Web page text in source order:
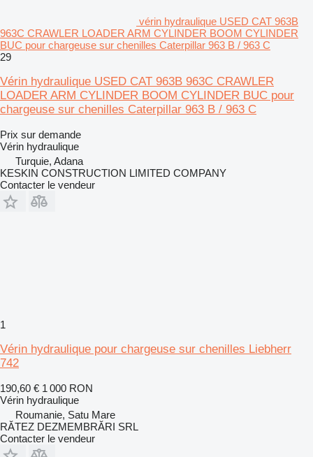
vérin hydraulique USED CAT 963B
963C CRAWLER LOADER ARM CYLINDER BOOM CYLINDER
BUC pour chargeuse sur chenilles Caterpillar 963 B / 963 C
29
Vérin hydraulique USED CAT 963B 963C CRAWLER
LOADER ARM CYLINDER BOOM CYLINDER BUC pour
chargeuse sur chenilles Caterpillar 963 B / 963 C
Prix sur demande
Vérin hydraulique
Turquie, Adana
KESKIN CONSTRUCTION LIMITED COMPANY
Contacter le vendeur
1
Vérin hydraulique pour chargeuse sur chenilles Liebherr
742
190,60 € 1 000 RON
Vérin hydraulique
Roumanie, Satu Mare
RĂTEZ DEZMEMBRĂRI SRL
Contacter le vendeur